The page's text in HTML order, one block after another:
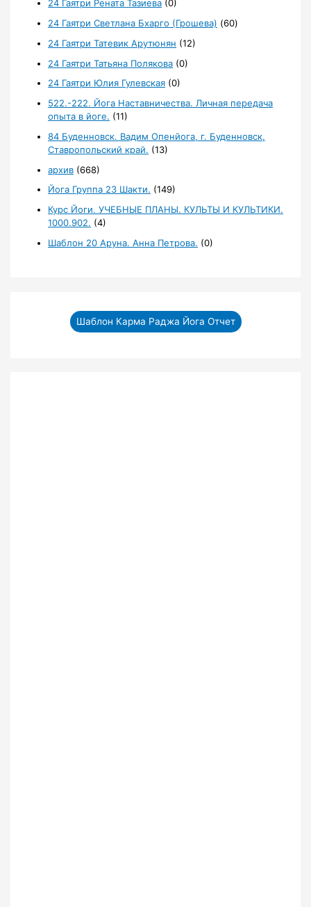
24 Гаятри Рената Тазиева (0)
24 Гаятри Светлана Бхарго (Грошева) (60)
24 Гаятри Татевик Арутюнян (12)
24 Гаятри Татьяна Полякова (0)
24 Гаятри Юлия Гулевская (0)
522.-222. Йога Наставничества. Личная передача
опыта в йоге. (11)
84 Буденновск. Вадим Опенйога, г. Буденновск,
Ставропольский край. (13)
архив (668)
Йога Группа 23 Шакти. (149)
Курс Йоги. УЧЕБНЫЕ ПЛАНЫ. КУЛЬТЫ И КУЛЬТИКИ.
1000.902. (4)
Шаблон 20 Аруна. Анна Петрова. (0)
Шаблон Карма Раджа Йога Отчет